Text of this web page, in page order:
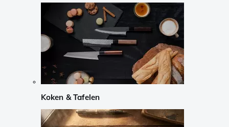
Koken & Tafelen